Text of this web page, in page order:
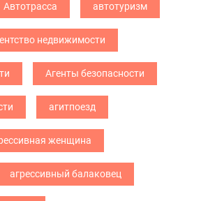
Автотрасса автотуризм
недвижимости
Агенты безопасности
агитпоезд
женщина
агрессивный балаковец